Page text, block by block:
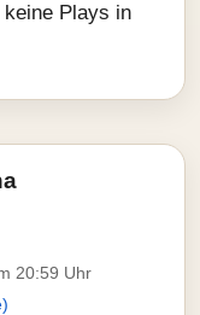
keine Plays in
20:59 Uhr